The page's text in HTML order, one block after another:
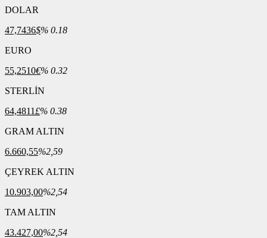
DOLAR
47,7436$% 0.18
EURO
55,2510€% 0.32
STERLİN
64,4811£% 0.38
GRAM ALTIN
6.660,55%2,59
ÇEYREK ALTIN
10.903,00%2,54
TAM ALTIN
43.427,00%2,54